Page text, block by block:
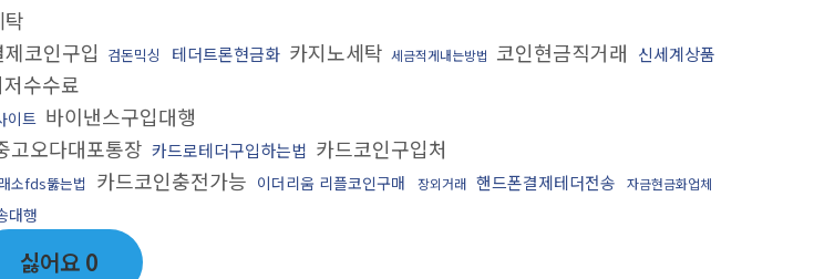
코인구입 검돈믹싱 테더트론현금화 카지노세탁 세금적게내는방법 코인현금직거래 신세계상품
수수료
이트 바이낸스구입대행
고오다대포통장 카드로테더구입하는법 카드코인구입처
소fds뚫는법 카드코인충전가능 이더리움 리플코인구매 장외거래 핸드폰결제테더전송 자금현금화업체
대행
싫어요 0